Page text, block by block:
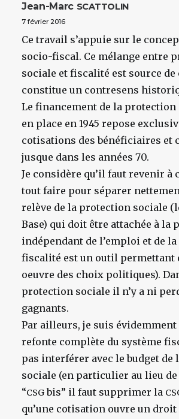
Jean-Marc SCATTOLIN
7 février 2016
Ce travail s’appuie sur le
socio-fiscal. Ce mélange entre
sociale et fiscalité est source
constitue un contresens
Le financement de la protection
en place en 1945 repose
cotisations des bénéficiaires et
jusque dans les années 70.
Je considère qu’il faut revenir à
tout faire pour séparer
relève de la protection sociale
Base) qui doit être attachée à la
indépendant de l’emploi et de
fiscalité est un outil permettant
oeuvre des choix politiques).
protection sociale il n’y a ni
gagnants.
Par ailleurs, je suis évidemment
refonte complète du système
pas interférer avec le budget
sociale (en particulier au lieu de
“CSGbis” il faut supprimer la
qu’une cotisation ouvre un droit